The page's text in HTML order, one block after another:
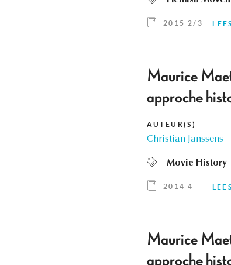
2015 2/3
Maurice
approche
AUTEUR(S)
Christian Janssens
Movie History
2014 4
Maurice
approche